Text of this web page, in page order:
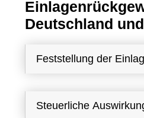
Deutschland
Feststellung der
Steuerliche